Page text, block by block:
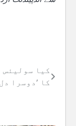
کا ’دوسرا